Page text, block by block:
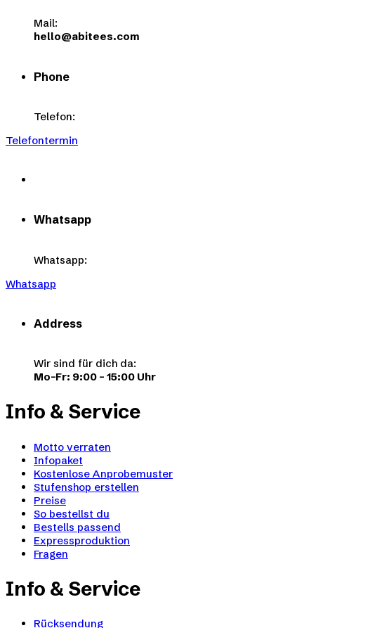
werden
Mail:
hello@abitees.com
Phone
Telefon:
Telefontermin
Whatsapp
Whatsapp:
Whatsapp
Address
Wir sind für dich da:
Mo–Fr: 9:00 – 15:00 Uhr
Info & Service
Motto verraten
Infopaket
Kostenlose Anprobemuster
Stufenshop erstellen
Preise
So bestellst du
Bestells passend
Expressproduktion
Fragen
Info & Service
Rücksendung